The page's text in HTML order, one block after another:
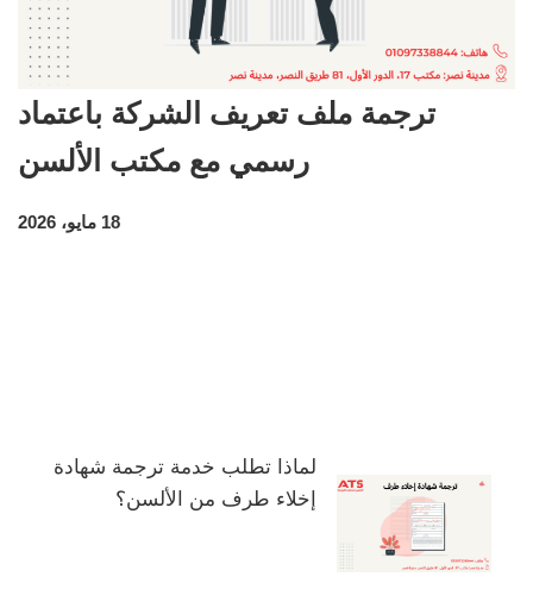
ترجمة ملف تعريف الشركة باعتماد
رسمي مع مكتب الألسن
18 مايو، 2026
لماذا تطلب خدمة ترجمة شهادة
إخلاء طرف من الألسن؟